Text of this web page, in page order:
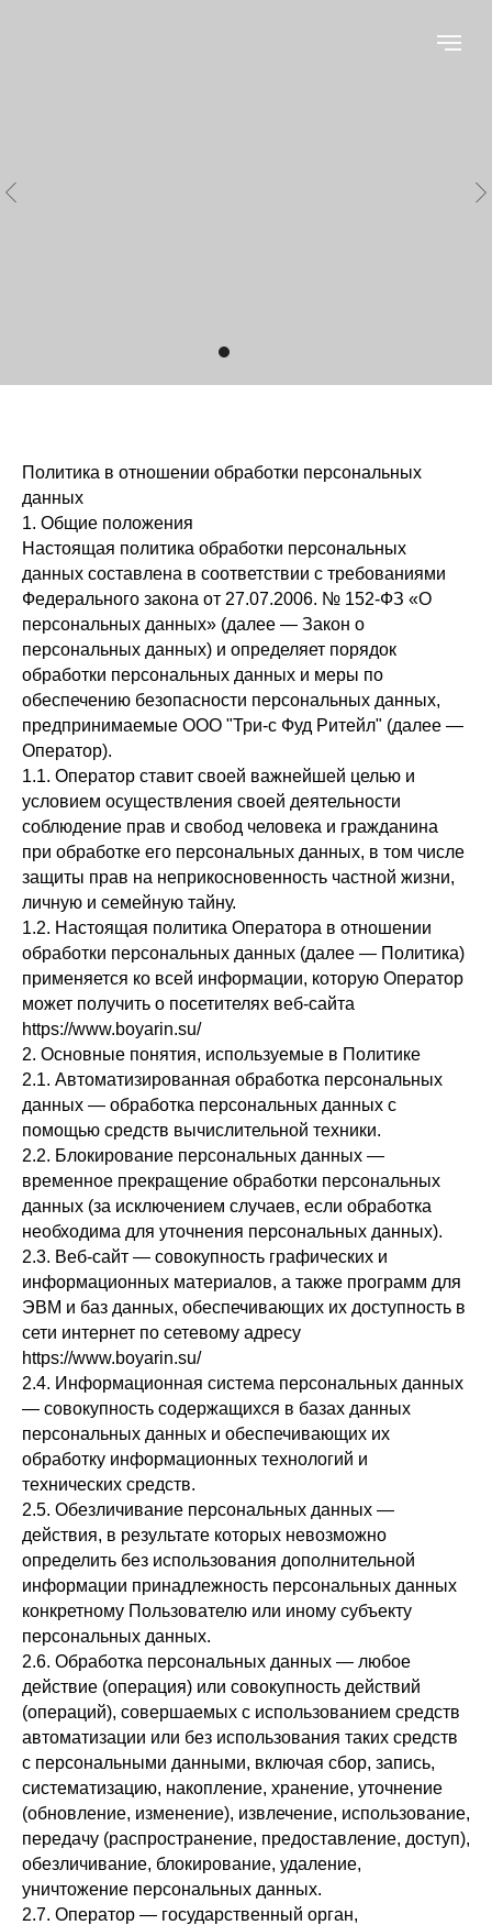
Политика в отношении обработки персональных
данных
1. Общие положения
Настоящая политика обработки персональных
данных составлена в соответствии с требованиями
Федерального закона от 27.07.2006. № 152-ФЗ «О
персональных данных» (далее — Закон о
персональных данных) и определяет порядок
обработки персональных данных и меры по
обеспечению безопасности персональных данных,
предпринимаемые ООО "Три-с Фуд Ритейл" (далее —
Оператор).
1.1. Оператор ставит своей важнейшей целью и
условием осуществления своей деятельности
соблюдение прав и свобод человека и гражданина
при обработке его персональных данных, в том числе
защиты прав на неприкосновенность частной жизни,
личную и семейную тайну.
1.2. Настоящая политика Оператора в отношении
обработки персональных данных (далее — Политика)
применяется ко всей информации, которую Оператор
может получить о посетителях веб-сайта
https://www.boyarin.su/
2. Основные понятия, используемые в Политике
2.1. Автоматизированная обработка персональных
данных — обработка персональных данных с
помощью средств вычислительной техники.
2.2. Блокирование персональных данных —
временное прекращение обработки персональных
данных (за исключением случаев, если обработка
необходима для уточнения персональных данных).
2.3. Веб-сайт — совокупность графических и
информационных материалов, а также программ для
ЭВМ и баз данных, обеспечивающих их доступность в
сети интернет по сетевому адресу
https://www.boyarin.su/
2.4. Информационная система персональных данных
— совокупность содержащихся в базах данных
персональных данных и обеспечивающих их
обработку информационных технологий и
технических средств.
2.5. Обезличивание персональных данных —
действия, в результате которых невозможно
определить без использования дополнительной
информации принадлежность персональных данных
конкретному Пользователю или иному субъекту
персональных данных.
2.6. Обработка персональных данных — любое
действие (операция) или совокупность действий
(операций), совершаемых с использованием средств
автоматизации или без использования таких средств
с персональными данными, включая сбор, запись,
систематизацию, накопление, хранение, уточнение
(обновление, изменение), извлечение, использование,
передачу (распространение, предоставление, доступ),
обезличивание, блокирование, удаление,
уничтожение персональных данных.
2.7. Оператор — государственный орган,